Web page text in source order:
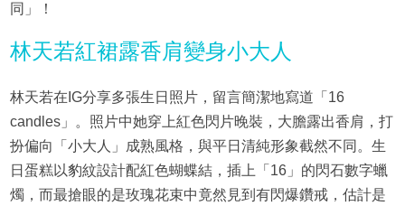
同」！
林天若紅裙露香肩變身小大人
林天若在IG分享多張生日照片，留言簡潔地寫道「16
candles」。照片中她穿上紅色閃片晚裝，大膽露出香肩，打
扮偏向「小大人」成熟風格，與平日清純形象截然不同。生
日蛋糕以豹紋設計配紅色蝴蝶結，插上「16」的閃石數字蠟
燭，而最搶眼的是玫瑰花束中竟然見到有閃爆鑽戒，估計是